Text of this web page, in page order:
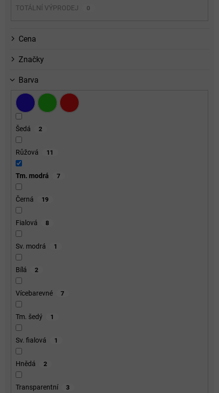
TOTÁLNÍ VÝPRODEJ 0
Cena
Značky
Barva
Šedá 2
Růžová 11
Tm. modrá 7
Černá 19
Fialová 8
Sv. modrá 1
Bílá 2
Vícebarevné 7
Tm. šedý 1
Sv. fialová 1
Hnědá 2
Transparentní 3